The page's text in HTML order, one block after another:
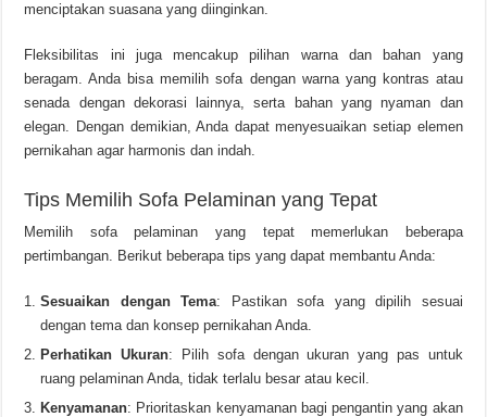
menciptakan suasana yang diinginkan.
Fleksibilitas ini juga mencakup pilihan warna dan bahan yang
beragam. Anda bisa memilih sofa dengan warna yang kontras atau
senada dengan dekorasi lainnya, serta bahan yang nyaman dan
elegan. Dengan demikian, Anda dapat menyesuaikan setiap elemen
pernikahan agar harmonis dan indah.
Tips Memilih Sofa Pelaminan yang Tepat
Memilih sofa pelaminan yang tepat memerlukan beberapa
pertimbangan. Berikut beberapa tips yang dapat membantu Anda:
Sesuaikan dengan Tema: Pastikan sofa yang dipilih sesuai
dengan tema dan konsep pernikahan Anda.
Perhatikan Ukuran: Pilih sofa dengan ukuran yang pas untuk
ruang pelaminan Anda, tidak terlalu besar atau kecil.
Kenyamanan: Prioritaskan kenyamanan bagi pengantin yang akan